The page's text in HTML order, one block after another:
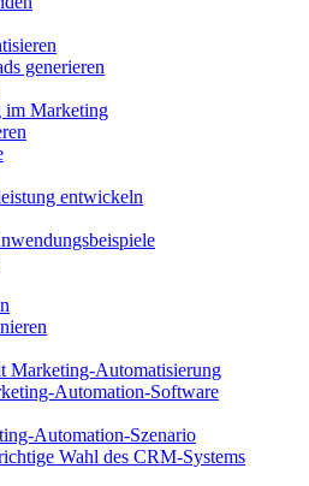
generieren
im Marketing
entwickeln
Marketing-Automatisierung
Automation-Software
Automation-Szenario
Wahl des CRM-Systems